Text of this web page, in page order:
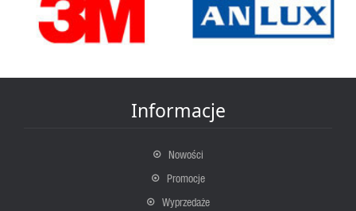
Informacje
Nowości
Promocje
Wyprzedaże